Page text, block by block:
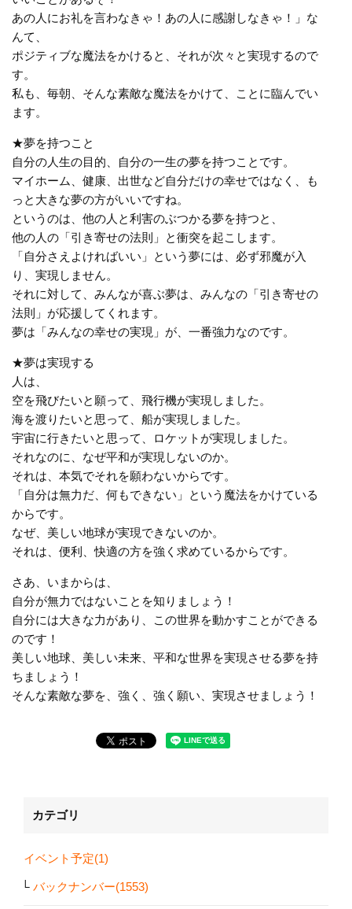
あの人にお礼を言わなきゃ！あの人に感謝しなきゃ！」な
んて、
ポジティブな魔法をかけると、それが次々と実現するので
す。
私も、毎朝、そんな素敵な魔法をかけて、ことに臨んでい
ます。
★夢を持つこと
自分の人生の目的、自分の一生の夢を持つことです。
マイホーム、健康、出世など自分だけの幸せではなく、も
っと大きな夢の方がいいですね。
というのは、他の人と利害のぶつかる夢を持つと、
他の人の「引き寄せの法則」と衝突を起こします。
「自分さえよければいい」という夢には、必ず邪魔が入
り、実現しません。
それに対して、みんなが喜ぶ夢は、みんなの「引き寄せの
法則」が応援してくれます。
夢は「みんなの幸せの実現」が、一番強力なのです。
★夢は実現する
人は、
空を飛びたいと願って、飛行機が実現しました。
海を渡りたいと思って、船が実現しました。
宇宙に行きたいと思って、ロケットが実現しました。
それなのに、なぜ平和が実現しないのか。
それは、本気でそれを願わないからです。
「自分は無力だ、何もできない」という魔法をかけている
からです。
なぜ、美しい地球が実現できないのか。
それは、便利、快適の方を強く求めているからです。
さあ、いまからは、
自分が無力ではないことを知りましょう！
自分には大きな力があり、この世界を動かすことができる
のです！
美しい地球、美しい未来、平和な世界を実現させる夢を持
ちましょう！
そんな素敵な夢を、強く、強く願い、実現させましょう！
カテゴリ
イベント予定(1)
バックナンバー(1553)